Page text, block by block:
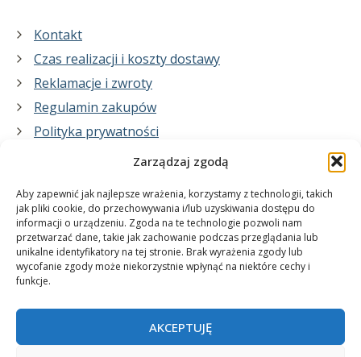
Zarządzaj zgodą
Aby zapewnić jak najlepsze wrażenia, korzystamy z technologii, takich
jak pliki cookie, do przechowywania i/lub uzyskiwania dostępu do
informacji o urządzeniu. Zgoda na te technologie pozwoli nam
przetwarzać dane, takie jak zachowanie podczas przeglądania lub
unikalne identyfikatory na tej stronie. Brak wyrażenia zgody lub
wycofanie zgody może niekorzystnie wpłynąć na niektóre cechy i
funkcje.
AKCEPTUJĘ
Kontakt
Czas realizacji i koszty dostawy
Reklamacje i zwroty
Regulamin zakupów
Polityka prywatności
Co zrobimy dla Ciebie:
projekty plakatów na zamówienie
wydrukuj swój plakat